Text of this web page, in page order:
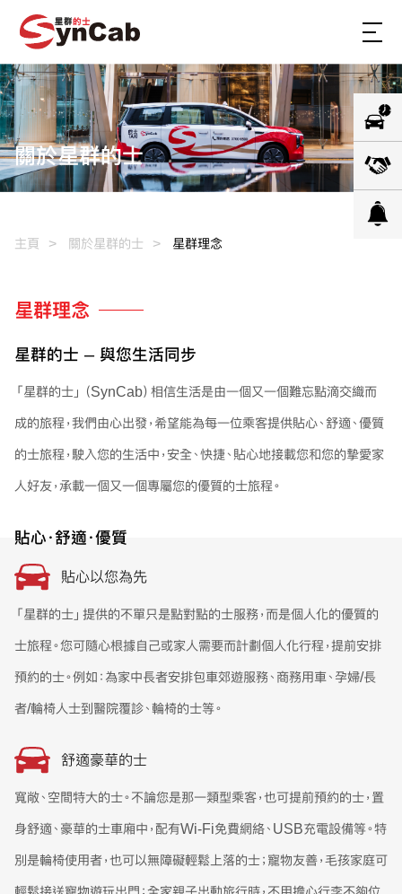
關於星群的士
主頁 關於星群的士 星群理念
星群理念
星群的士 – 與您生活同步
「星群的士」（SynCab）相信生活是由一個又一個難忘點滴交織而
成的旅程，我們由心出發，希望能為每一位乘客提供貼心、舒適、優質
的士旅程，駛入您的生活中，安全、快捷、貼心地接載您和您的摯愛家
人好友，承載一個又一個專屬您的優質的士旅程。
貼心‧舒適‧優質
貼心以您為先
「星群的士」提供的不單只是點對點的士服務，而是個人化的優質的
士旅程。您可隨心根據自己或家人需要而計劃個人化行程，提前安排
預約的士。例如：為家中長者安排包車郊遊服務、商務用車、孕婦/長
者/輪椅人士到醫院覆診、輪椅的士等。
舒適豪華的士
寬敞、空間特大的士。不論您是那一類型乘客，也可提前預約的士，置
身舒適、豪華的士車廂中，配有Wi-Fi免費網絡、USB充電設備等。特
別是輪椅使用者，也可以無障礙輕鬆上落的士；寵物友善，毛孩家庭可